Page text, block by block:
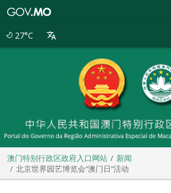
27°C
澳门特别行政区政府入口网站
新闻
北京世界园艺博览会“澳门日”活动